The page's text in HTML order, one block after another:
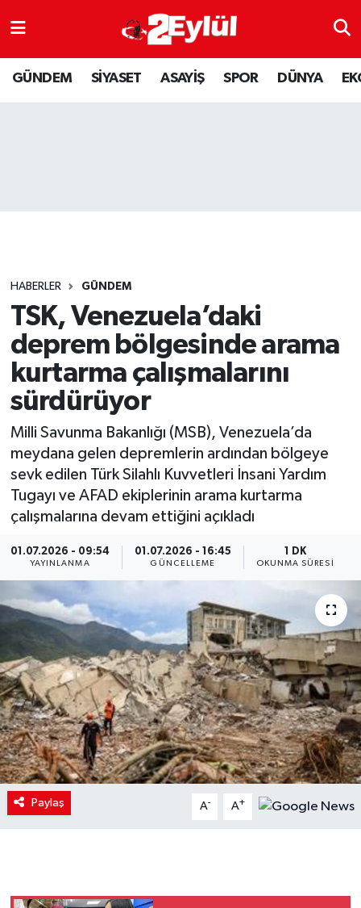
GÜNDEM SİYASET ASAYİŞ SPOR DÜNYA
HABERLER GÜNDEM
TSK, Venezuela’daki
deprem bölgesinde arama
kurtarma çalışmalarını
sürdürüyor
Milli Savunma Bakanlığı (MSB), Venezuela’da
meydana gelen depremlerin ardından bölgeye
sevk edilen Türk Silahlı Kuvvetleri İnsani Yardım
Tugayı ve AFAD ekiplerinin arama kurtarma
çalışmalarına devam ettiğini açıkladı
01.07.2026 - 09:54
YAYINLANMA
01.07.2026 - 16:45
GÜNCELLEME
1 DK
OKUNMA SÜRESI
Paylaş A- A+
ASAYİŞ
DÜNYA
SPOR
YAŞAM
Nöbetçi Eczaneler
Hava Durumu
Son Dakika Haberleri
Haber Arşivi